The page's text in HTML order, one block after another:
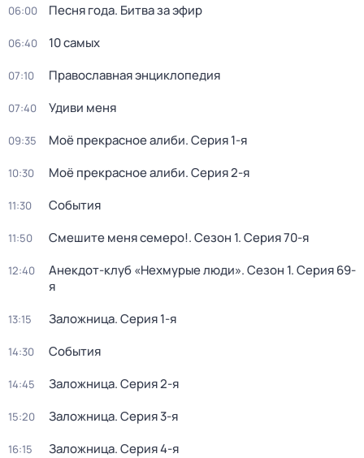
06:00 Песня года. Битва за эфир
06:40 10 самых
07:10 Православная энциклопедия
07:40 Удиви меня
09:35 Моё прекрасное алиби. Серия 1-я
10:30 Моё прекрасное алиби. Серия 2-я
11:30 События
11:50 Смешите меня семеро!. Сезон 1. Серия 70-я
12:40 Анекдот-клуб «Нехмурые люди». Сезон 1. Серия 69-
я
13:15 Заложница. Серия 1-я
14:30 События
14:45 Заложница. Серия 2-я
15:20 Заложница. Серия 3-я
16:15 Заложница. Серия 4-я